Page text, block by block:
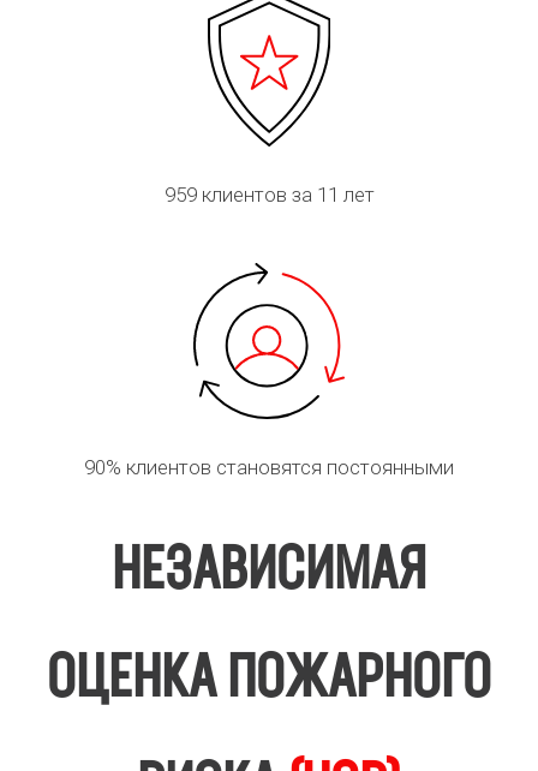
959клиентов за 11 лет
90% клиентов становятся постоянными
НЕЗАВИСИМАЯ
ОЦЕНКА ПОЖАРНОГО